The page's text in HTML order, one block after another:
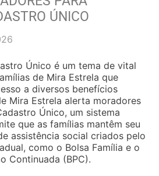
ÚNICO
Único é um tema de vital
de Mira Estrela que
a diversos benefícios
Mira Estrela alerta moradores
Único, um sistema
que as famílias mantêm seu
assistência social criados pelo
como o Bolsa Família e o
Continuada (BPC).